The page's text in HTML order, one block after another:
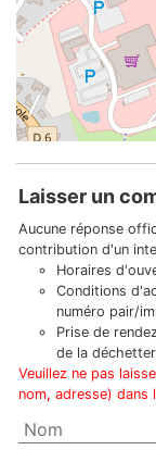
Laisser un
Aucune réponse
contribution d'un
Horaires
Conditions
numéro pair/
Prise de
de la
Veuillez ne pas
nom, adresse) dans